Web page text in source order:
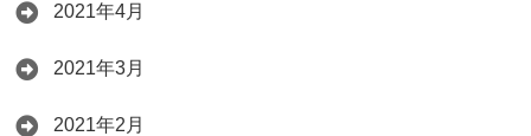
2021年4月
2021年3月
2021年2月